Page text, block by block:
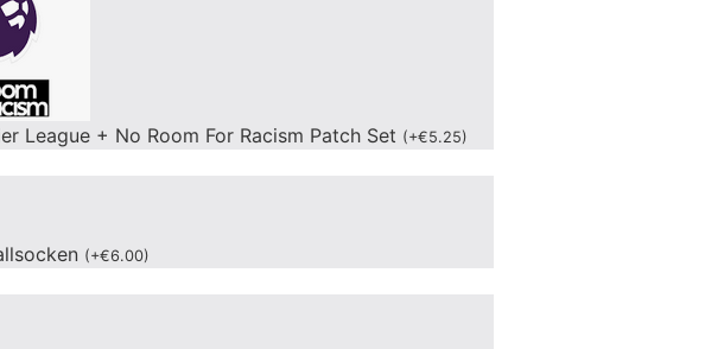
League + No Room For Racism Patch Set (+€5.25)
(+€6.00)